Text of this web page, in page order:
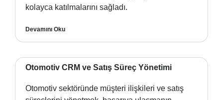
kolayca katılmalarını sağladı.
Devamını Oku
Otomotiv CRM ve Satış Süreç Yönetimi
Otomotiv sektöründe müşteri ilişkileri ve satış